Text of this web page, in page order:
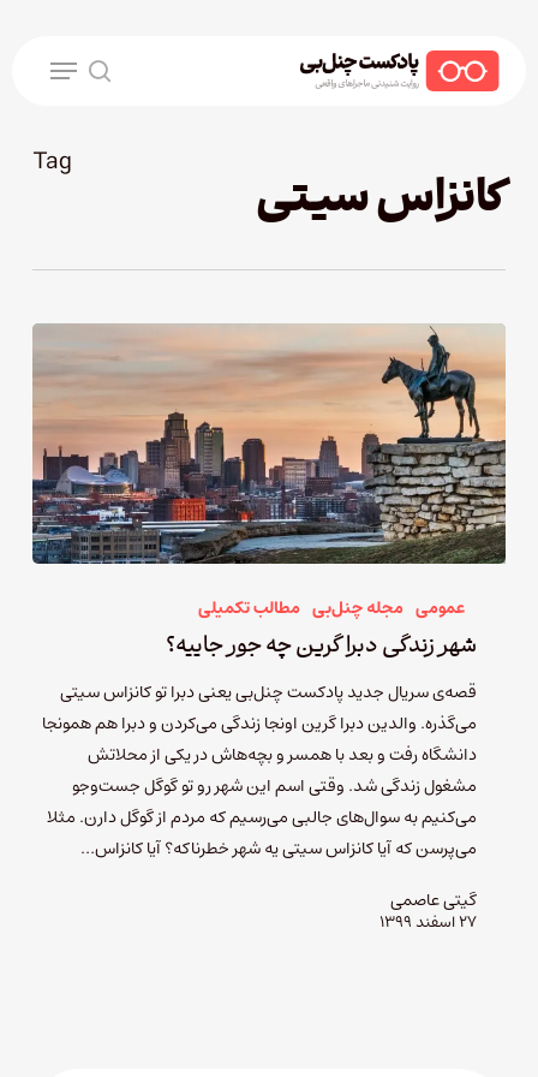
search
Menu
Tag
کانزاس سیتی
عمومی مجله چنل‌بی مطالب تکمیلی
شهر زندگی دبرا گرین چه جور جاییه؟
قصه‌ی سریال جدید پادکست چنل‌بی یعنی دبرا تو کانزاس‌ سیتی
می‌گذره. والدین دبرا گرین اونجا زندگی می‌کردن و دبرا هم همونجا
دانشگاه رفت و بعد با همسر و بچه‌هاش در یکی از محلاتش
مشغول زندگی شد. وقتی اسم این شهر رو تو گوگل جست‌وجو
می‌کنیم به سوال‌های جالبی می‌رسیم که مردم از گوگل دارن. مثلا
می‌پرسن که آیا کانزاس سیتی یه شهر خطرناکه؟ آیا کانزاس…
گیتی عاصمی
۲۷ اسفند ۱۳۹۹